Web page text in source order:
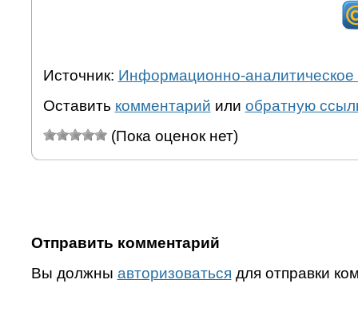
Источник: Информационно-аналитическое
Оставить комментарий или обратную
(Пока оценок нет)
Отправить комментарий
Вы должны авторизоваться для отправки